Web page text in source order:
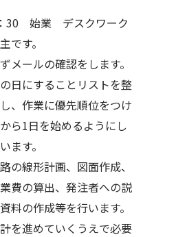
30 始業 デスクワーク
です。
メールの確認をします。
日にすることリストを整
、作業に優先順位をつけ
ら1日を始めるようにし
ます。
の線形計画、図面作成、
費の算出、発注者への説
料の作成等を行います。
を進めていくうえで必要